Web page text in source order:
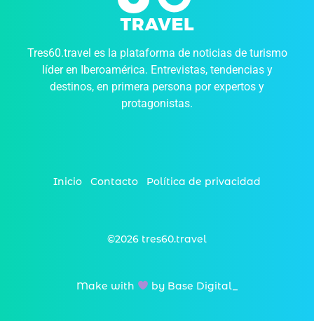
Tres60.travel es la plataforma de noticias de turismo
líder en Iberoamérica. Entrevistas, tendencias y
destinos, en primera persona por expertos y
protagonistas.
Inicio Contacto Política de privacidad
©2026 tres60.travel
Make with by Base Digital_